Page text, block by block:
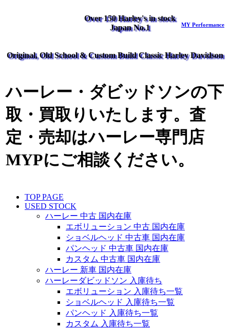
Over 150 Harley's in stock
Japan No.1
MY Performance
Original, Old School & Custom Build Classic Harley Davidson
ハーレー・ダビッドソンの下
取・買取りいたします。査
定・売却はハーレー専門店
MYPにご相談ください。
TOP PAGE
USED STOCK
ハーレー 中古 国内在庫
エボリューション 中古 国内在庫
ショベルヘッド 中古車 国内在庫
パンヘッド 中古車 国内在庫
カスタム 中古車 国内在庫
ハーレー 新車 国内在庫
ハーレーダビッドソン 入庫待ち
エボリューション 入庫待ち一覧
ショベルヘッド 入庫待ち一覧
パンヘッド 入庫待ち一覧
カスタム 入庫待ち一覧